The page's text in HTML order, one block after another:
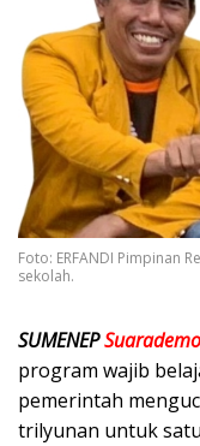
Foto: ERFANDI Pimpinan
sekolah.
SUMENEP
program wajib
pemerintah
trilyunan untuk